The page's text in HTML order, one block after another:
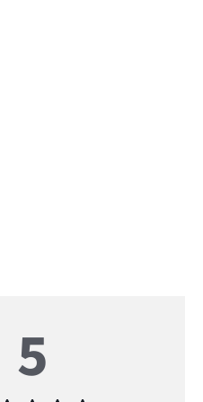
5